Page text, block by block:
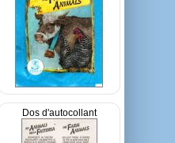
Dos d'autocollant